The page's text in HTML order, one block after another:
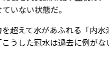
いない状態だ。
超えて水があふれる「内水
うした冠水は過去に例が